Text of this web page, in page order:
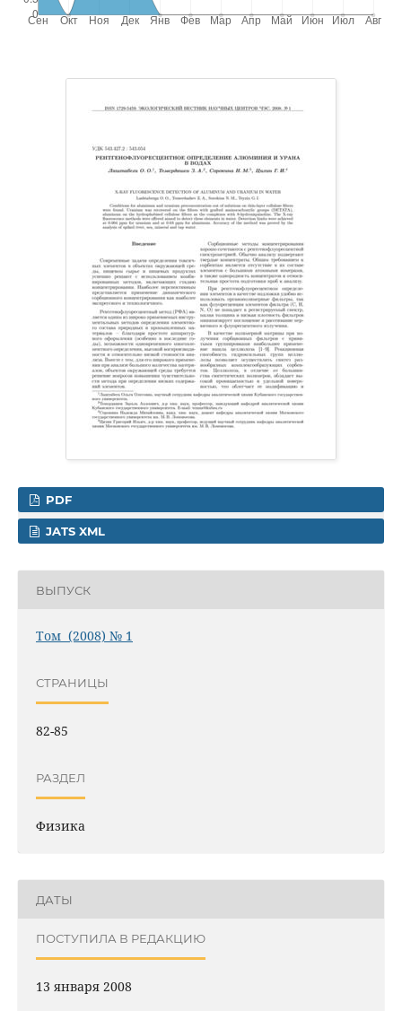
PDF
JATS XML
ВЫПУСК
Том (2008) № 1
СТРАНИЦЫ
82-85
РАЗДЕЛ
Физика
ДАТЫ
ПОСТУПИЛА В РЕДАКЦИЮ
13 января 2008